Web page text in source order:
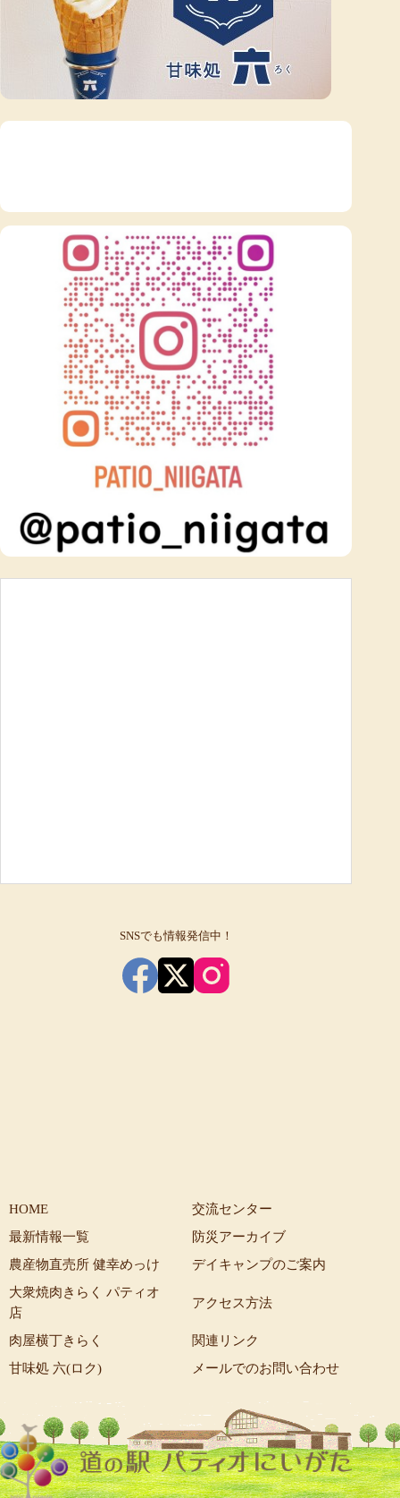
SNSでも情報発信中！
HOME
最新情報一覧
農産物直売所 健幸めっけ
大衆焼肉きらく パティオ
店
肉屋横丁きらく
甘味処 六(ロク)
交流センター
防災アーカイブ
デイキャンプのご案内
アクセス方法
関連リンク
メールでのお問い合わせ